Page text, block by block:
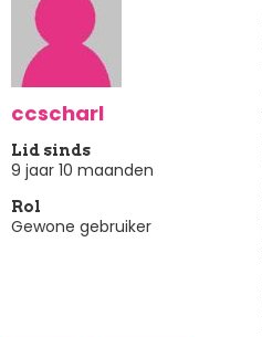
ccscharl
Lid sinds
9 jaar 10 maanden
Rol
Gewone gebruiker